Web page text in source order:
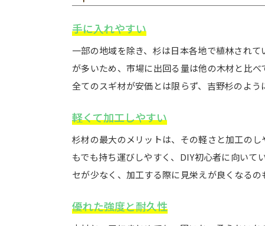
手に入れやすい
一部の地域を除き、杉は日本各地で植林され
が多いため、市場に出回る量は他の木材と比
全てのスギ材が安価とは限らず、吉野杉のよう
軽くて加工しやすい
杉材の最大のメリットは、その軽さと加工の
もでも持ち運びしやすく、DIY初心者に向いて
セが少なく、加工する際に見栄えが良くなるの
優れた強度と耐久性